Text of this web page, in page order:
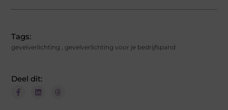
Tags:
gevelverlichting ,gevelverlichting voor je bedrijfspand
Deel dit: